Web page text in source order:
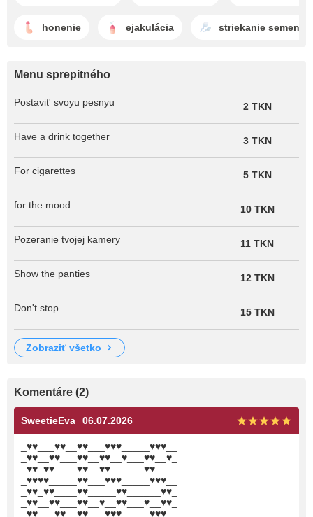
honenie ejakulácia striekanie semena
Menu sprepitného
Postavit' svoyu pesnyu 2 TKN
Have a drink together 3 TKN
For cigarettes 5 TKN
for the mood 10 TKN
Pozeranie tvojej kamery 11 TKN
Show the panties 12 TKN
Don't stop. 15 TKN
zobraziť všetko
Komentáre (2)
SweetieEva 06.07.2026
_♥♥___♥♥__♥♥___♥♥♥_____♥♥♥__
_♥♥__♥♥___♥♥__♥♥__♥___♥♥__♥_
_♥♥_♥♥____♥♥__♥♥______♥♥____
_♥♥♥♥_____♥♥___♥♥♥_____♥♥♥__
_♥♥_♥♥____♥♥_____♥♥______♥♥_
_♥♥__♥♥___♥♥__♥__♥♥___♥__♥♥_
_♥♥___♥♥__♥♥___♥♥♥_____♥♥♥__